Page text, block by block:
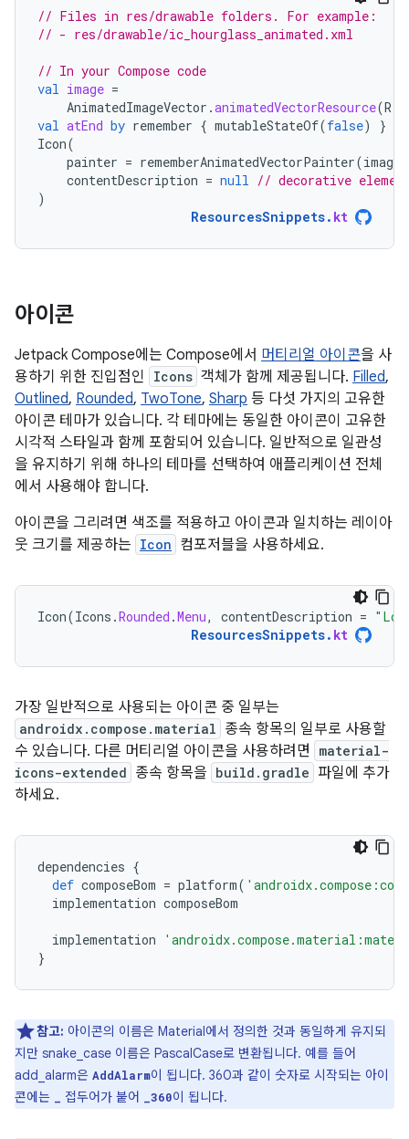
// Files in res/drawable folders. For example:
// - res/drawable/ic_hourglass_animated.xml
// In your Compose code
val image =
AnimatedImageVector .animatedVectorResource(R
val atEnd by remember { mutableStateOf(false)
}
Icon(
painter = rememberAnimatedVectorPainter(image
contentDescription = null // decorative
)
ResourcesSnippets. kt
아이콘
Jetpack Compose에는 Compose에서 머티리얼 아이콘을 사
용하기 위한 진입점인
Icons 객체가 함께 제공됩니다. Filled,
Outlined, Rounded, TwoTone, Sharp 등 다섯 가지의 고유한
아이콘 테마가 있습니다. 각 테마에는 동일한 아이콘이 고유한
시각적 스타일과 함께 포함되어 있습니다. 일반적으로 일관성
을 유지하기 위해 하나의 테마를 선택하여 애플리케이션 전체
에서 사용해야 합니다.
아이콘을 그리려면 색조를 적용하고 아이콘과 일치하는 레이아
웃 크기를 제공하는 Icon 컴포저블을 사용하세요.
Icon(Icons .Rounded .Menu, contentDescription =
ResourcesSnippets. kt
가장 일반적으로 사용되는 아이콘 중 일부는
androidx.compose.material 종속 항목의 일부로 사용할
수 있습니다. 다른 머티리얼 아이콘을 사용하려면
material-
icons-extended 종속 항목을 build.gradle 파일에 추가
하세요.
dependencies {
def composeBom = platform(
implementation composeBom
implementation
}
참고: 아이콘의 이름은 Material에서 정의한 것과 동일하게 유지되
지만 snake_case 이름은 PascalCase로 변환됩니다. 예를 들어
add_alarm은 AddAlarm이 됩니다. 360과 같이 숫자로 시작되는 아이
콘에는
접두어가 붙어 _360이 됩니다.